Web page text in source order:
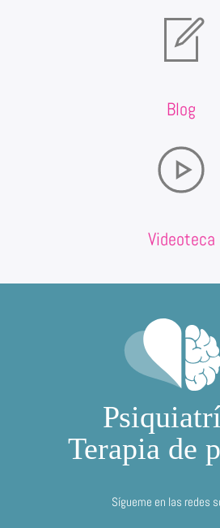
Blog
Videoteca
Sígueme en las redes